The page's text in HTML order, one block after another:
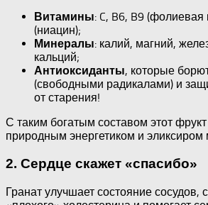
Витамины: C, B6, B9 (фолиевая
(ниацин);
Минералы: калий, магний,
кальций;
Антиоксиданты, которые
(свободными радикалами) и
от старения!
С таким богатым составом этот
природным энергетиком и эликсиром
2. Сердце скажет «спасибо»
Гранат улучшает состояние сосудов,